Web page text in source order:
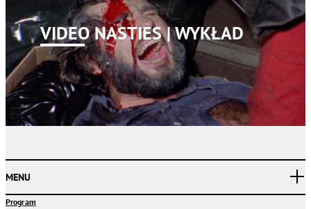
VIDEO NASTIES | WYKŁAD
MENU
Program